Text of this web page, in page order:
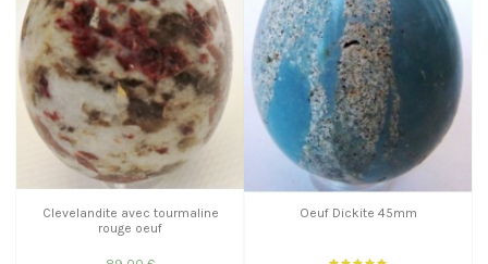
Clevelandite avec tourmaline
rouge oeuf
Oeuf Dickite 45mm